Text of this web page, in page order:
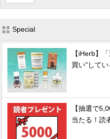
Special
【iHerb】
買い"して
【抽選で
当たる！読